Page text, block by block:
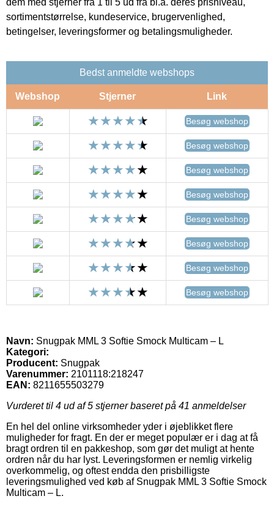
sortimentstørrelse, kundeservice, brugervenlighed,
betingelser, leveringsformer og betalingsmuligheder.
Bedst anmeldte webshops
Webshop Stjerner Link
Besøg webshop
Besøg webshop
Besøg webshop
Besøg webshop
Besøg webshop
Besøg webshop
Besøg webshop
Besøg webshop
Navn: Snugpak MML 3 Softie Smock Multicam – L
Kategori:
Producent: Snugpak
Varenummer: 2101118:218247
EAN: 8211655503279
Vurderet til 4 ud af 5 stjerner baseret på 41 anmeldelser
En hel del online virksomheder yder i øjeblikket flere
muligheder for fragt. En der er meget populær er i dag at få
bragt ordren til en pakkeshop, som gør det muligt at hente
ordren når du har lyst. Leveringsformen er nemlig virkelig
overkommelig, og oftest endda den prisbilligste
leveringsmulighed ved køb af Snugpak MML 3 Softie Smock
Multicam – L.